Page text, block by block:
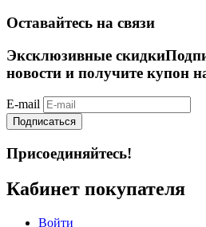
Оставайтесь на связи
Эксклюзивные скидки
новости и получите купон
E-mail
Подписаться
Присоединяйтесь!
Кабинет покупателя
Войти